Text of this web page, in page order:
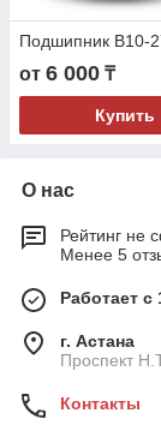
Подшипник B10-
от 6 000 ₸
Купить
О нас
Рейтинг не
Менее 5
Работает с
г. Астана
Проспект
Контакты